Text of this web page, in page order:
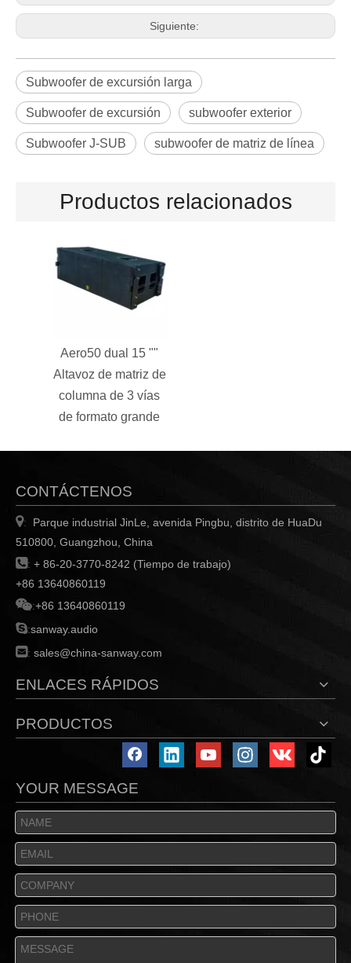
Siguiente:
Subwoofer de excursión larga
Subwoofer de excursión subwoofer exterior
Subwoofer J-SUB subwoofer de matriz de línea
Productos relacionados
Aero50 dual 15 ""
Altavoz de matriz de
columna de 3 vías
de formato grande
CONTÁCTENOS
:
Parque industrial JinLe, avenida Pingbu, distrito de HuaDu
510800, Guangzhou, China
: + 86-20-3770-8242 (Tiempo de trabajo)
+86 13640860119
:+86 13640860119
:sanway.audio
: sales@china-sanway.com
ENLACES RÁPIDOS
PRODUCTOS
YOUR MESSAGE